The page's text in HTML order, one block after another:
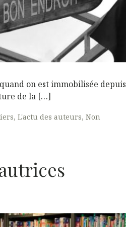
on est immobilisée depuis
de la […]
L'actu des auteurs Non